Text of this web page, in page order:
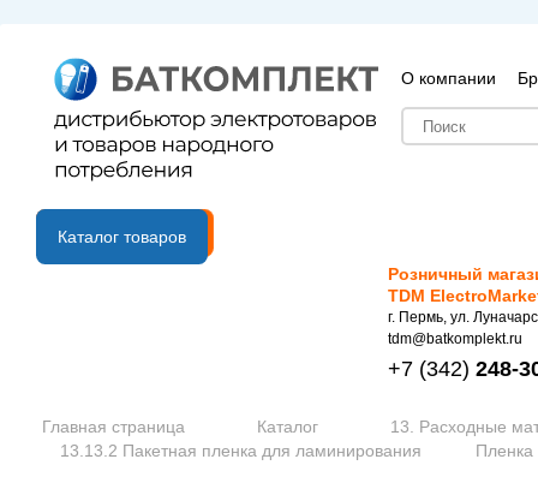
О компании
B2B портал
Каталог товаров
Розничный
TDM
г. Пермь, ул.
tdm@batkomplekt.ru
+7 (342) 248-
Главная страница Каталог
13. Расходные
13.13.2 Пакетная пленка для ламинирования